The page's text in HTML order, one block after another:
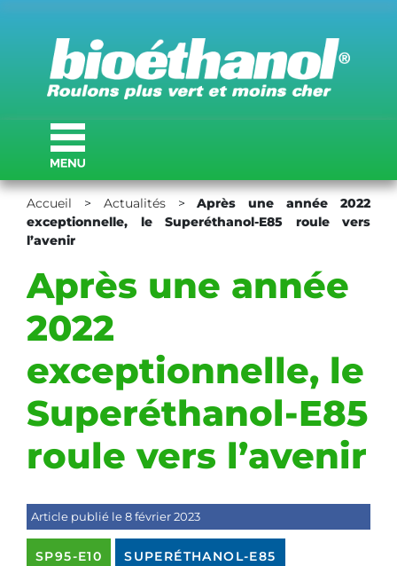
Accueil > Actualités>Après une année 2022
exceptionnelle, le Superéthanol-E85 roule vers
l’avenir
Après une année
2022
exceptionnelle, le
Superéthanol-E85
roule vers l’avenir
Article publié le 8 février 2023
SP95-E10 SUPERÉTHANOL-E85